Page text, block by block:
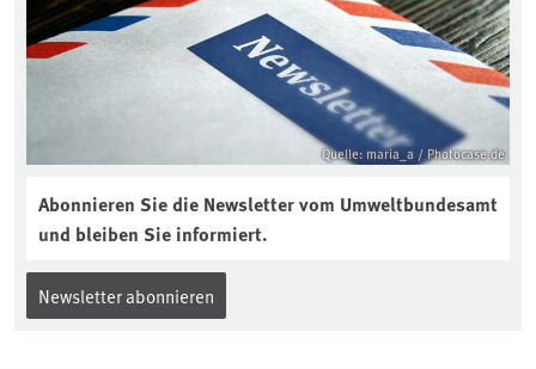
Quelle: maria_a / Photocase.de
Abonnieren Sie die Newsletter vom Umweltbundesamt
und bleiben Sie informiert.
Newsletter abonnieren